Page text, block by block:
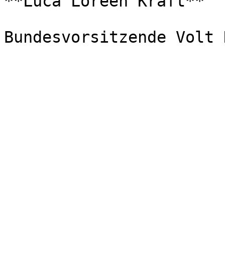
Bundesvorsitzende Volt